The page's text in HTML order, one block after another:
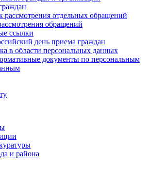
рассмотрения отдельных обращений
обращений
ссылки
день приема граждан
в области персональных данных
документы по персональным
и района